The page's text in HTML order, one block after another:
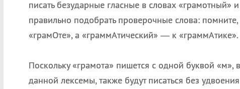
писать безударные гласные в словах «грамотный»
правильно подобрать проверочные слова:
«грамОте», а «граммАтический» — к «граммАтике».
Поскольку «грамота» пишется с одной буквой «м»,
данной лексемы, также будут писаться без